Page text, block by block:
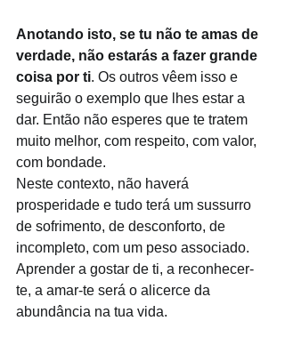
Anotando isto, se tu não te amas de
verdade, não estarás a fazer grande
coisa por ti. Os outros vêem isso e
seguirão o exemplo que lhes estar a
dar. Então não esperes que te tratem
muito melhor, com respeito, com valor,
com bondade.
Neste contexto, não haverá
prosperidade e tudo terá um sussurro
de sofrimento, de desconforto, de
incompleto, com um peso associado.
Aprender a gostar de ti, a reconhecer-
te, a amar-te será o alicerce da
abundância na tua vida.